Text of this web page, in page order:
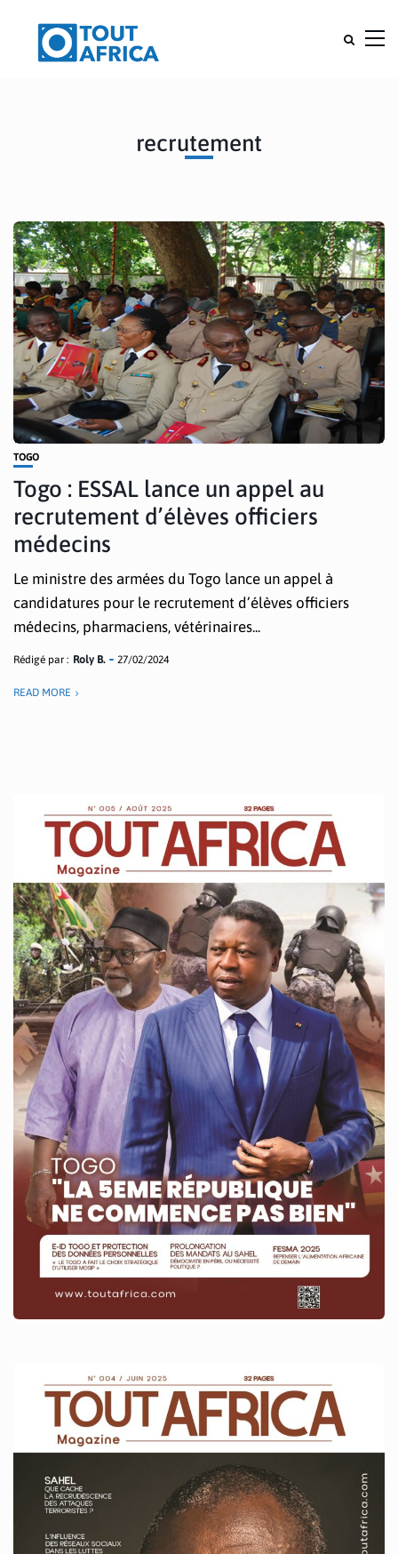
recrutement
TOGO
Togo : ESSAL lance un appel au
recrutement d’élèves officiers
médecins
Le ministre des armées du Togo lance un appel à
candidatures pour le recrutement d’élèves officiers
médecins, pharmaciens, vétérinaires...
Rédigé par : Roly B. 27/02/2024
READ MORE